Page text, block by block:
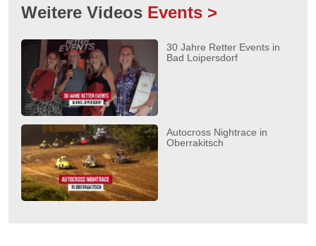
Weitere Videos Events >
30 Jahre Retter Events in
Bad Loipersdorf
Autocross Nightrace in
Oberrakitsch